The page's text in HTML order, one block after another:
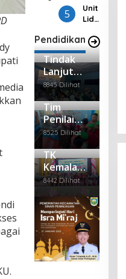
Gel
ar
ar
Mur
ah
pbo
ots
wak
ilan
Su
mse
l
Nya
mbi
Bag
i –
Bag
i
Pak
et
Se
mb
ako
pas
i
mili
h,
KPU
ar
Sen
am
Seh
at
17
Kel
han
Bat
uraj
mai
di
Heb
ohk
an
Pen
em
uan
Ma
yat
Ter
gan
tun
g
5
Unit
Lidi
Sati
ntel
ka
es
OKU
Lak
uka
n
Pen
gga
lan
gan
Kep
ada
Nar
api
dan
a
Rut
Pendidikan
Tindak
Lanjut
MOu, SDN
11 dan
Puskesm
as
Kemalaraj
a Gelar
Pembinaa
n
8845 Dilihat
Tim
Penilai
Adiwiyata
Tingkat
Mandiri
Ke SDN
11 OKU
8525 Dilihat
TK
Kemala
Bhayangk
ari 15
OKU
Adakan
Pentas
Seni dan
Pelepasa
n Siswa
8442 Dilihat
PWI Sumsel
Mengundurkan Diri
Politik | Februari 28, 2025